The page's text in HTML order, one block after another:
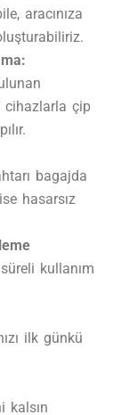
aracınıza
cihazlarla çip
bagajda
hasarsız
kullanım
ilk günkü
kalsın